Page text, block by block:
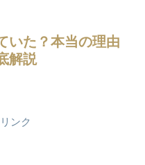
いた？本当の理由
解説
ンク